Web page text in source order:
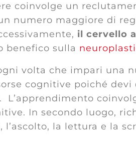
coinvolge un
numero maggiore di
il cervello
benefico sulla
volta che impari una
cognitive poiché devi
In secondo luogo,
la lettura e la